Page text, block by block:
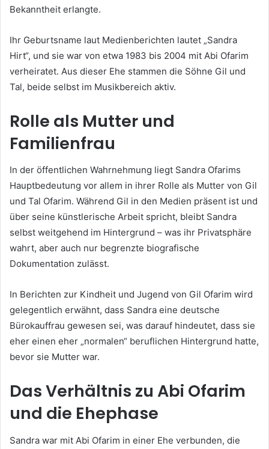
Bekanntheit erlangte.
Ihr Geburtsname laut Medienberichten lautet „Sandra
Hirt“, und sie war von etwa 1983 bis 2004 mit Abi Ofarim
verheiratet. Aus dieser Ehe stammen die Söhne Gil und
Tal, beide selbst im Musikbereich aktiv.
Rolle als Mutter und
Familienfrau
In der öffentlichen Wahrnehmung liegt Sandra Ofarims
Hauptbedeutung vor allem in ihrer Rolle als Mutter von Gil
und Tal Ofarim. Während Gil in den Medien präsent ist und
über seine künstlerische Arbeit spricht, bleibt Sandra
selbst weitgehend im Hintergrund – was ihr Privatsphäre
wahrt, aber auch nur begrenzte biografische
Dokumentation zulässt.
In Berichten zur Kindheit und Jugend von Gil Ofarim wird
gelegentlich erwähnt, dass Sandra eine deutsche
Bürokauffrau gewesen sei, was darauf hindeutet, dass sie
eher einen eher „normalen“ beruflichen Hintergrund hatte,
bevor sie Mutter war.
Das Verhältnis zu Abi Ofarim
und die Ehephase
Sandra war mit Abi Ofarim in einer Ehe verbunden, die